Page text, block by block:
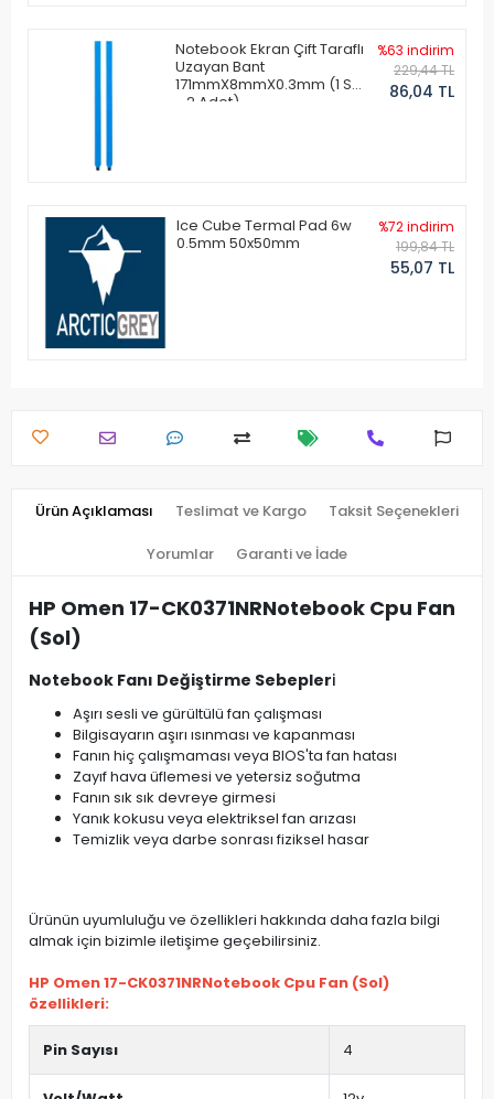
Notebook Ekran Çift Taraflı
Uzayan Bant
171mmX8mmX0.3mm (1 Set
- 2 Adet)
%63 indirim
229,44 TL
86,04 TL
Ice Cube Termal Pad 6w
0.5mm 50x50mm
%72 indirim
199,84 TL
55,07 TL
Ürün Açıklaması Teslimat ve Kargo Taksit Seçenekleri
Yorumlar Garanti ve İade
HP Omen 17-CK0371NRNotebook Cpu Fan
(Sol)
Notebook Fanı Değiştirme Sebepleri
Aşırı sesli ve gürültülü fan çalışması
Bilgisayarın aşırı ısınması ve kapanması
Fanın hiç çalışmaması veya BIOS'ta fan hatası
Zayıf hava üflemesi ve yetersiz soğutma
Fanın sık sık devreye girmesi
Yanık kokusu veya elektriksel fan arızası
Temizlik veya darbe sonrası fiziksel hasar
Ürünün uyumluluğu ve özellikleri hakkında daha fazla bilgi
almak için bizimle iletişime geçebilirsiniz.
HP Omen 17-CK0371NRNotebook Cpu Fan (Sol)
özellikleri:
Pin Sayısı 4